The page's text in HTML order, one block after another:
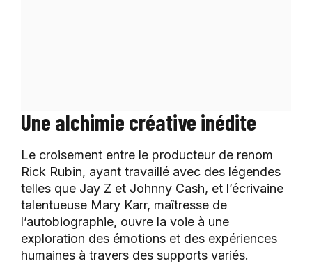
Une alchimie créative inédite
Le croisement entre le producteur de renom
Rick Rubin, ayant travaillé avec des légendes
telles que Jay Z et Johnny Cash, et l’écrivaine
talentueuse Mary Karr, maîtresse de
l’autobiographie, ouvre la voie à une
exploration des émotions et des expériences
humaines à travers des supports variés.